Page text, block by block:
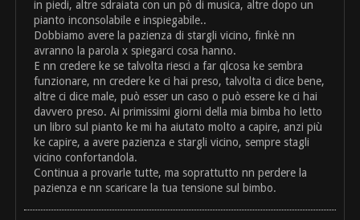
in piedi, altre sdraiata con un pò di musica, altre dopo un
pianto inconsolabile e inspiegabile..
Dobbiamo avere la pazienza di stargli vicino, finkè nn
avranno la parola x spiegarci cosa hanno.
E nn credere ke se talvolta riesci a far qlcosa ke sembra
funzionare, nn credere ke ci hai preso, talvolta ci dice bene,
altre ci dice male, può esser un caso o può essere ke ci hai
davvero preso. Ai primissimi giorni della mia bimba ho letto
un libro sul pianto ke mi ha aiutato molto a capire, anzi più
ke capire, a avere pazienza e stargli vicino, sempre stagli
vicino confortandola.
Continua a provarle tutte, ma soprattutto nn perdere la
pazienza e nn scaricare la tua tensione sul bimbo.